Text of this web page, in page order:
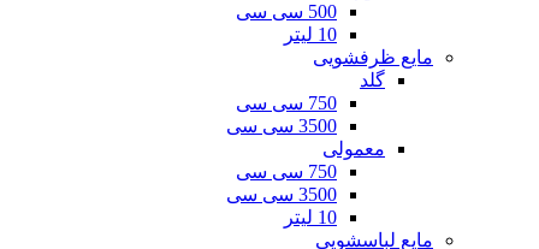
500 سی سی
10 لیتر
مایع ظرفشویی
گلد
750 سی سی
3500 سی سی
معمولی
750 سی سی
3500 سی سی
10 لیتر
مایع لباسشویی